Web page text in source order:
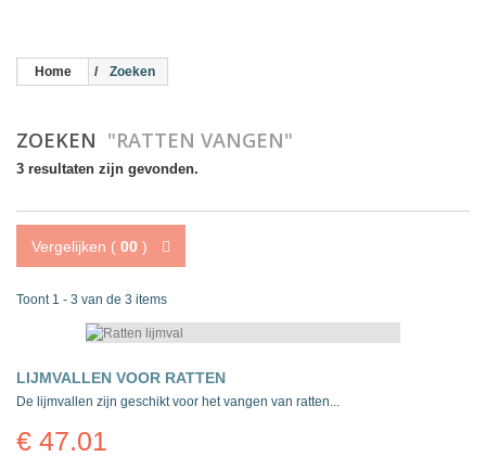
Home Zoeken
ZOEKEN "RATTEN VANGEN"
3 resultaten zijn gevonden.
Vergelijken ( 00 )
Toont 1 - 3 van de 3 items
LIJMVALLEN VOOR RATTEN
De lijmvallen zijn geschikt voor het vangen van ratten...
€ 47.01